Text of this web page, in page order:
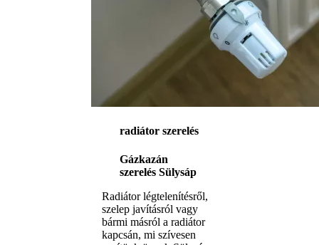
radiátor szerelés
Gázkazán
szerelés Sülysáp
Radiátor légtelenítésről,
szelep javításról vagy
bármi másról a radiátor
kapcsán, mi szívesen